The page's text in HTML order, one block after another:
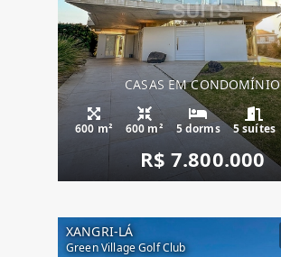
CASAS EM CONDOMÍNIO
600 m² 600 m² 5 dorms 5 suítes
R$ 7.800.000
XANGRI-LÁ
Green Village Golf Club